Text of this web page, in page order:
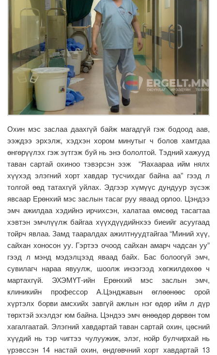
Охин мэс заслаа даахгүй байж магадгүй гэж бодоод аав,
ээждээ эрхэлж, хэдхэн хором минутыг ч болов хамтдаа
өнгөрүүлэх гэж зүтгэж буй нь энэ бололтой. Тэдний хажууд
таван сартай охиноо тэвэрсэн ээж “Яахаараа ийм нялх
хүүхэд элэгний хорт хавдар тусчихдаг байна аа” гээд л
толгой өөд татахгүй уйлах. Эдгээр хүмүүс дундуур зүсэж
явсаар Ерөнхий мэс заслын тасаг руу яваад орлоо. Цэндээ
эмч ажилдаа хэдийнэ ирчихсэн, халатаа өмсөөд тасагтаа
хэвтэн эмчлүүлж байгаа хүүхдүүдийнхээ биеийг асуугаад
тойрч явлаа. Замд тааралдах ажилтнуудтайгаа “Миний хүү,
сайхан хоносон уу. Гэртээ очоод сайхан амарч чадсан уу”
гээд л мэнд мэдэлцээд яваад байх. Бас болоогүй эмч,
сувилагч нараа явуулж, шоолж инээгээд хөгжилдөхөө ч
мартахгүй. ЭХЭМҮТ-ийн Ерөнхий мэс заслын эмч,
клиникийн профессор А.Цэнджавын өглөөнөөс орой
хүртэлх борви амсхийх завгүй ажлын нэг өдөр ийм л дүр
төрхтэй эхэлдэг юм байна. Цэндээ эмч өнөөдөр дөрвөн том
хагалгаатай. Элэгний хавдартай таван сартай охин, цөсний
хүүдий нь тэр чигтээ чулуужиж, элэг, нойр булчирхай нь
үрэвссэн 14 настай охин, өндгөвчний хорт хавдартай 13